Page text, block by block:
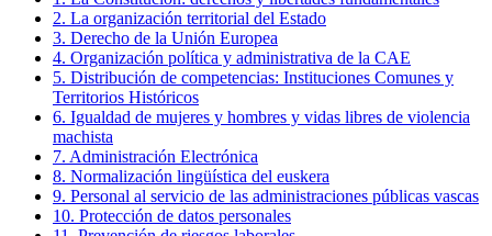
2. La organización territorial del Estado
3. Derecho de la Unión Europea
4. Organización política y administrativa de la CAE
5. Distribución de competencias: Instituciones Comunes y
Territorios Históricos
6. Igualdad de mujeres y hombres y vidas libres de violencia
machista
7. Administración Electrónica
8. Normalización lingüística del euskera
9. Personal al servicio de las administraciones públicas vascas
10. Protección de datos personales